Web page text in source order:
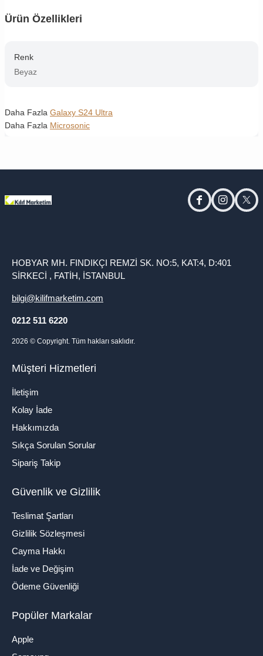
Ürün Özellikleri
Renk
Beyaz
Daha Fazla Galaxy S24 Ultra
Daha Fazla Microsonic
facebookinstagram
HOBYAR MH. FINDIKÇI REMZİ SK. NO:5, KAT:4, D:401
SİRKECİ , FATİH, İSTANBUL
bilgi@kilifmarketim.com
0212 511 6220
2026 © Copyright. Tüm hakları saklıdır.
Müşteri Hizmetleri
İletişim
Kolay İade
Hakkımızda
Sıkça Sorulan Sorular
Sipariş Takip
Güvenlik ve Gizlilik
Teslimat Şartları
Gizlilik Sözleşmesi
Cayma Hakkı
İade ve Değişim
Ödeme Güvenliği
Popüler Markalar
Apple